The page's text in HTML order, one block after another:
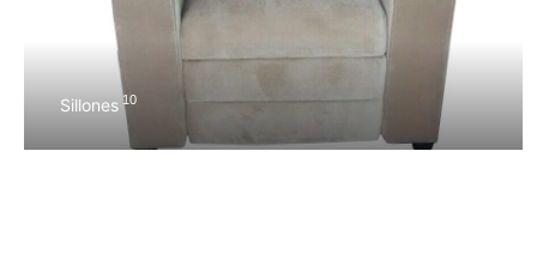
Sillones 10